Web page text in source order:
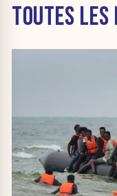
TOUTES LES